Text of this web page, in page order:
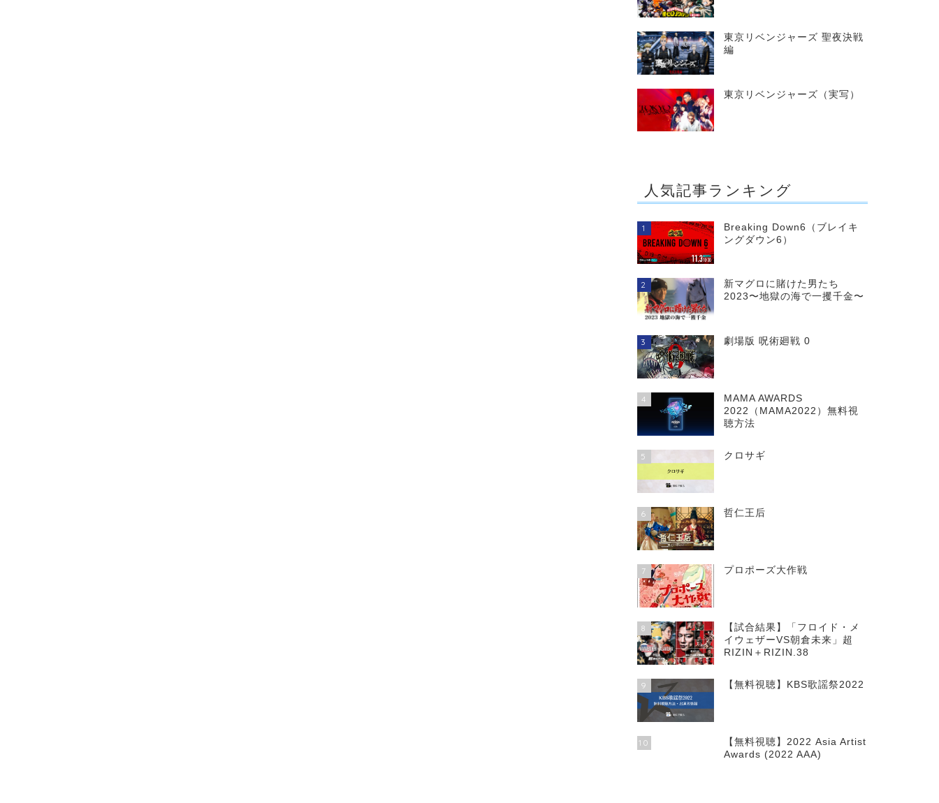
東京リベンジャーズ 聖夜決戦
編
東京リベンジャーズ（実写）
人気記事ランキング
1
Breaking Down6（ブレイキ
ングダウン6）
2
新マグロに賭けた男たち
2023〜地獄の海で一攫千金〜
3 劇場版 呪術廻戦 0
4
MAMA AWARDS
2022（MAMA2022）無料視
聴方法
5 クロサギ
6 哲仁王后
7 プロポーズ大作戦
8
【試合結果】「フロイド・メ
イウェザーVS朝倉未来」超
RIZIN＋RIZIN.38
9 【無料視聴】KBS歌謡祭2022
10
【無料視聴】2022 Asia Artist
Awards (2022 AAA)